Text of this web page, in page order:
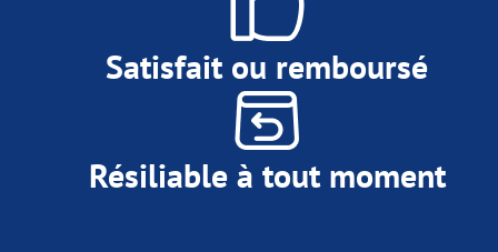
Satisfait ou remboursé
Résiliable à tout moment